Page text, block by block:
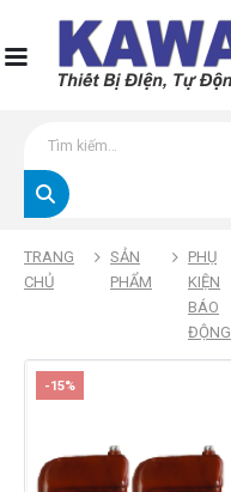
TRANG
CHỦ
SẢN
PHẨM
PHỤ
KIỆN
BÁO
ĐỘNG
-15%